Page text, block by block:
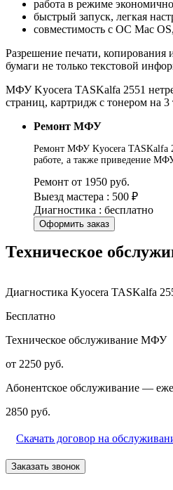
работа в режиме
быстрый запуск, легкая
совместимость с ОС Mac
Разрешение печати, копирования
бумаги не только текстовой
МФУ Kyocera TASKalfa 2551
страниц, картридж с тонером на
Ремонт МФУ
Ремонт МФУ Kyocera TASKalfa
работе, а также приведение
Ремонт от 1950 руб.
Выезд мастера : 500 ₽
Диагностика : бесплатно
Оформить заказ
Техническое
Диагностика Kyocera TASKalfa
Бесплатно
Техническое обслуживание МФУ
от 2250 руб.
Абонентское обслуживание —
2850 руб.
Скачать договор на
Заказать звонок